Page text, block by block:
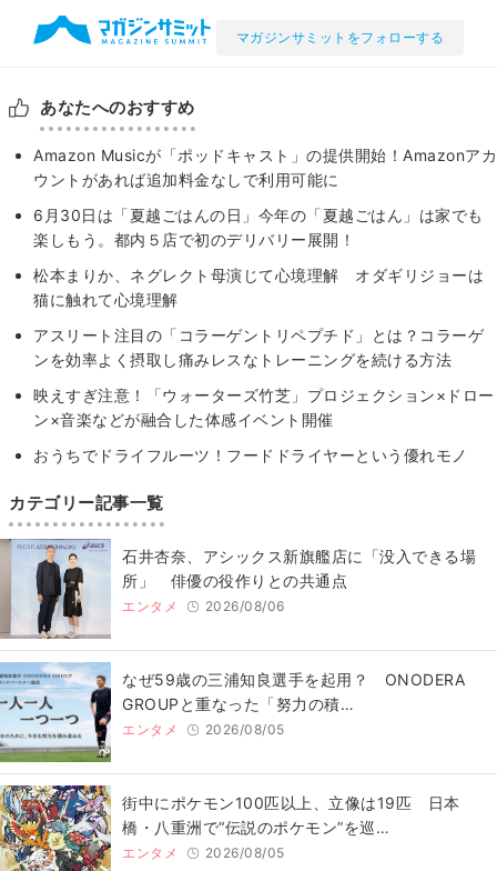
マガジンサミットをフォローする
あなたへのおすすめ
Amazon Musicが「ポッドキャスト」の提供開始！Amazonアカ
ウントがあれば追加料金なしで利用可能に
6月30日は「夏越ごはんの日」今年の「夏越ごはん」は家でも
楽しもう。都内５店で初のデリバリー展開！
松本まりか、ネグレクト母演じて心境理解 オダギリジョーは
猫に触れて心境理解
アスリート注目の「コラーゲントリペプチド」とは？コラーゲ
ンを効率よく摂取し痛みレスなトレーニングを続ける方法
映えすぎ注意！「ウォーターズ竹芝」プロジェクション×ドロー
ン×音楽などが融合した体感イベント開催
おうちでドライフルーツ！フードドライヤーという優れモノ
カテゴリー記事一覧
石井杏奈、アシックス新旗艦店に「没入できる場
所」 俳優の役作りとの共通点
エンタメ 2026/08/06
なぜ59歳の三浦知良選手を起用？ ONODERA
GROUPと重なった「努力の積…
エンタメ 2026/08/05
街中にポケモン100匹以上、立像は19匹 日本
橋・八重洲で“伝説のポケモン”を巡…
エンタメ 2026/08/05